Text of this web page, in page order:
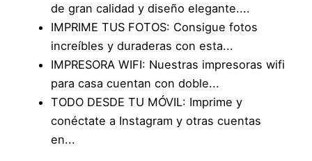
de gran calidad y diseño elegante....
IMPRIME TUS FOTOS: Consigue fotos
increíbles y duraderas con esta...
IMPRESORA WIFI: Nuestras impresoras wifi
para casa cuentan con doble...
TODO DESDE TU MÓVIL: Imprime y
conéctate a Instagram y otras cuentas
en...